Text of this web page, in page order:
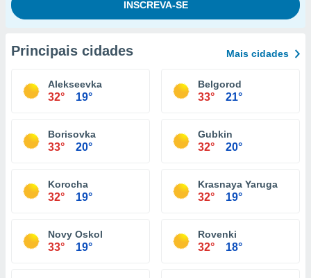
Principais cidades Mais cidades
Alekseevka
32° 19°
Belgorod
33° 21°
Borisovka
33° 20°
Gubkin
32° 20°
Korocha
32° 19°
Krasnaya Yaruga
32° 19°
Novy Oskol
33° 19°
Rovenki
32° 18°